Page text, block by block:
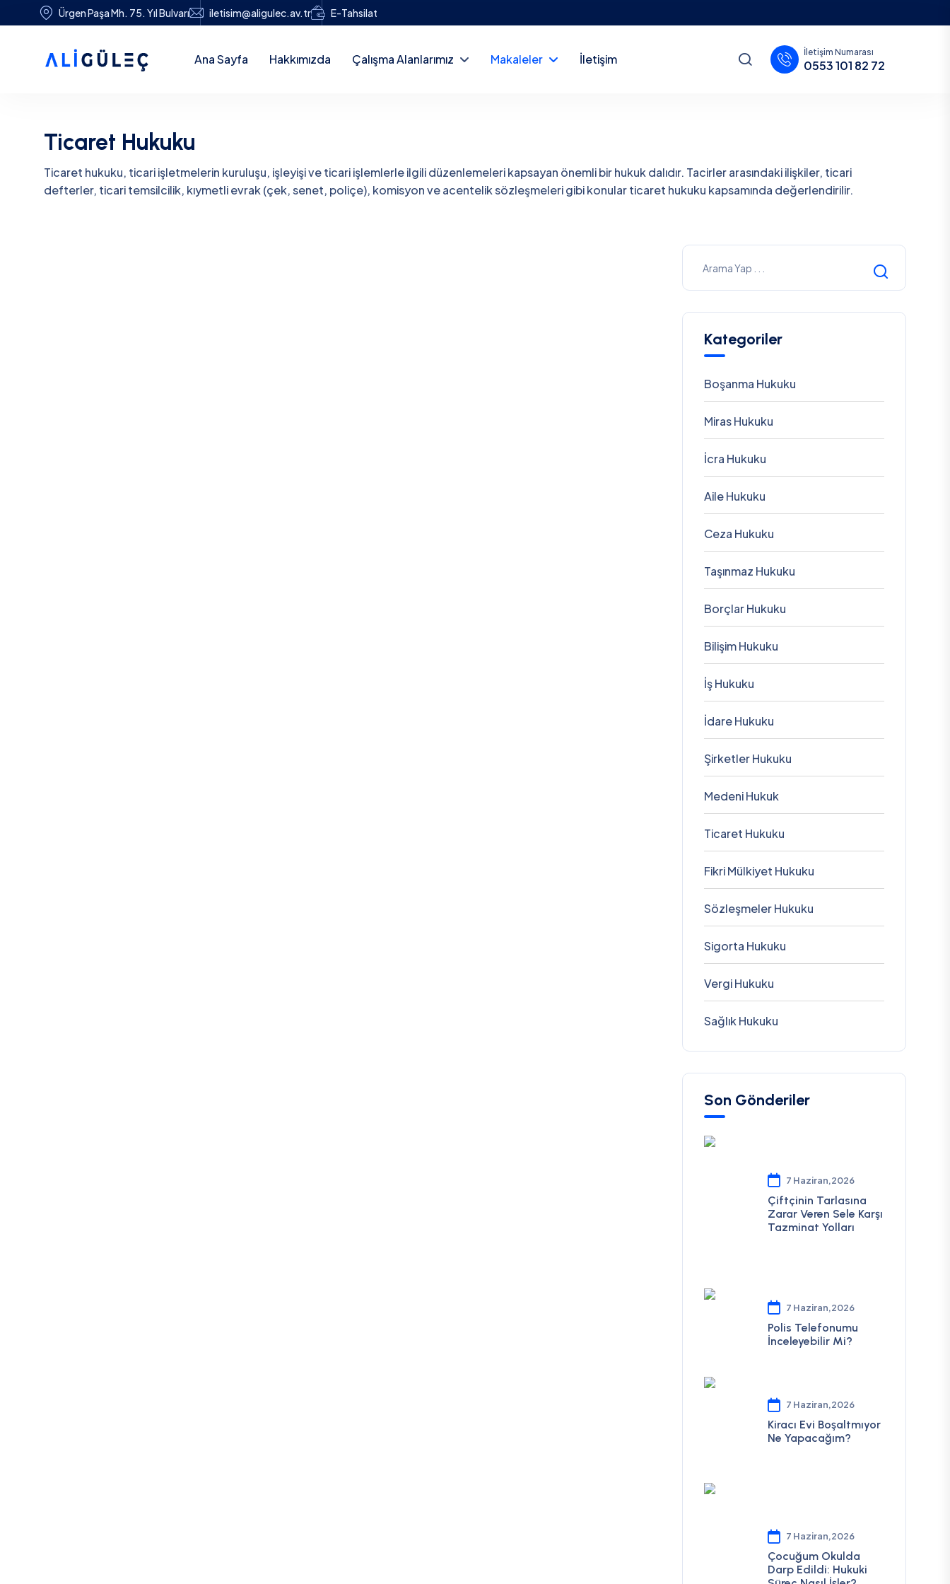
Ürgen Paşa Mh. 75. Yıl Bulvarı iletisim@aligulec.av.tr E-Tahsilat
Ana Sayfa Hakkımızda Çalışma Alanlarımız Makaleler İletişim İletişim Numarası
0553 101 82 72
Ticaret Hukuku
Ticaret hukuku, ticari işletmelerin kuruluşu, işleyişi ve ticari işlemlerle ilgili düzenlemeleri kapsayan önemli bir hukuk dalıdır. Tacirler arasındaki ilişkiler, ticari
defterler, ticari temsilcilik, kıymetli evrak (çek, senet, poliçe), komisyon ve acentelik sözleşmeleri gibi konular ticaret hukuku kapsamında değerlendirilir.
Kategoriler
Boşanma Hukuku
Miras Hukuku
İcra Hukuku
Aile Hukuku
Ceza Hukuku
Taşınmaz Hukuku
Borçlar Hukuku
Bilişim Hukuku
İş Hukuku
İdare Hukuku
Şirketler Hukuku
Medeni Hukuk
Ticaret Hukuku
Fikri Mülkiyet Hukuku
Sözleşmeler Hukuku
Sigorta Hukuku
Vergi Hukuku
Sağlık Hukuku
Son Gönderiler
7 Haziran,2026
Çiftçinin Tarlasına
Zarar Veren Sele Karşı
Tazminat Yolları
7 Haziran,2026
Polis Telefonumu
İnceleyebilir Mi?
7 Haziran,2026
Kiracı Evi Boşaltmıyor
Ne Yapacağım?
7 Haziran,2026
Çocuğum Okulda
Darp Edildi: Hukuki